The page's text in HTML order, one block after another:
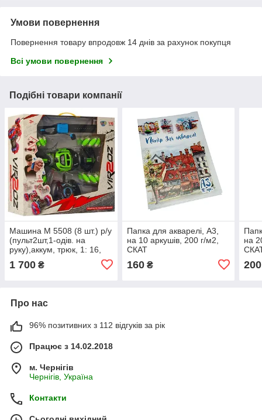
Умови повернення
Повернення товару впродовж 14 днів за рахунок покупця
Всі умови повернення
Подібні товари компанії
Машина М 5508 (8 шт.) р/у
(пульт2шт,1-одів. на
руку),аккум, трюк, 1: 16,
33 см, USB-зар., 3кв, кор,
41-35-10,5 см
1 700 ₴
Папка для акварелі, А3,
на 10 аркушів, 200 г/м2,
СКАТ
160₴
на
200
Про нас
96% позитивних з 112 відгуків за рік
Працює з 14.02.2018
м. Чернігів
Чернігів, Україна
Контакти